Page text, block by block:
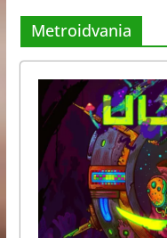
Metroidvania